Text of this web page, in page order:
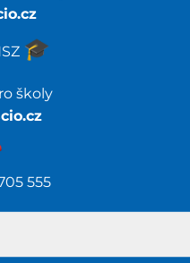
🎓️
školy
555